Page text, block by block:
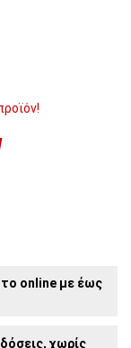
online με έως
χωρίς